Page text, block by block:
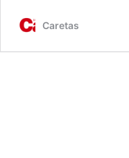
Caretas